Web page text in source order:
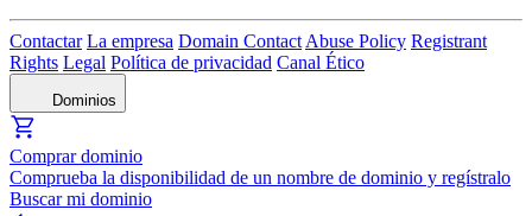
Contactar La empresa Domain Contact Abuse Policy Registrant
Rights Legal Política de privacidad Canal Ético
Dominios
Comprar dominio
Comprueba la disponibilidad de un nombre de dominio y regístralo
Buscar mi dominio